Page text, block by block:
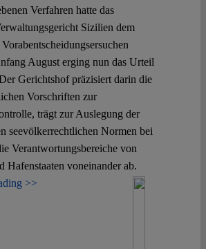
Verfahren hatte das
Sizilien dem
August erging nun das Urteil
Gerichtshof präzisiert darin die
Vorschriften zur
trägt zur Auslegung der
seevölkerrechtlichen Normen bei
Verantwortungsbereiche von
Hafenstaaten voneinander ab.
>>